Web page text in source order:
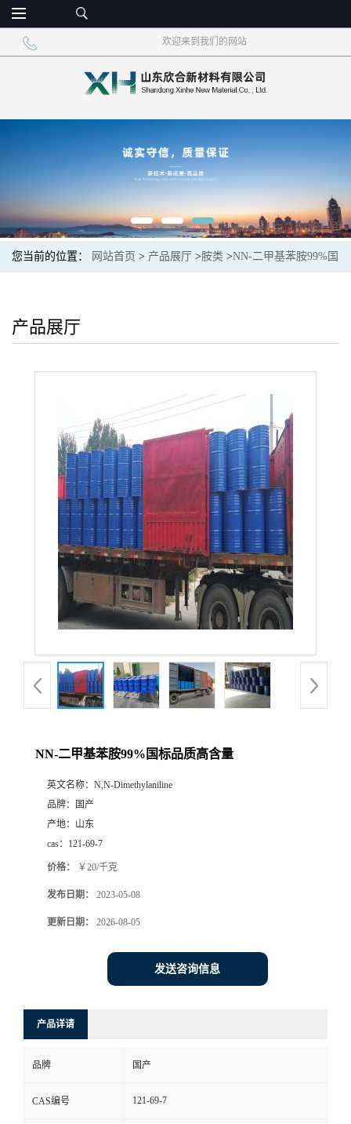
欢迎来到我们的网站
您当前的位置： 网站首页 > 产品展厅 >胺类 >NN-二甲基苯胺99%国
产品展厅
NN-二甲基苯胺99%国标品质高含量
英文名称： N,N-Dimethylaniline
品牌：
国产
产地： 山东
cas： 121-69-7
价格： ￥20/千克
发布日期： 2023-05-08
更新日期： 2026-08-05
发送咨询信息
产品详请
品牌 国产
CAS编号 121-69-7